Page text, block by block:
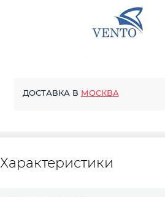
ДОСТАВКА В МОСКВА
Характеристики